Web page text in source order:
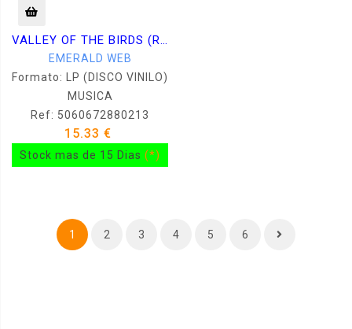
VALLEY OF THE BIRDS (RSD 2020) -LP
EMERALD WEB
Formato: LP (DISCO VINILO)
MUSICA
Ref: 5060672880213
15.33 €
Stock mas de 15 Dias (*)
1 2 3 4 5 6